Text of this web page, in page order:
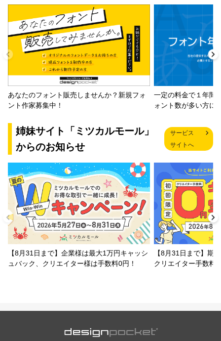
あなたのフォント販売しませんか？新規フォ
ント作家募集中！
一定の料金で１年間
ォント数が多い方に
姉妹サイト「ミツカルモール」
からのお知らせ
サービス
サイトへ
【8月31日まで】企業様は最大1万円キャッシ
ュバック、クリエイター様は手数料0円！
【8月31日まで】期
クリエイター手数料